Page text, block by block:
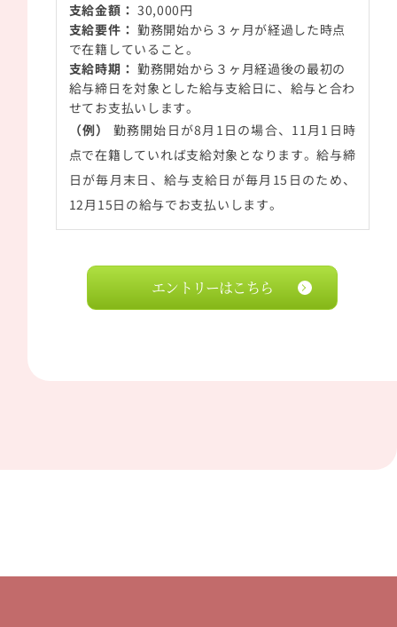
支給金額： 30,000円
支給要件： 勤務開始から３ヶ月が経過した時点
で在籍していること。
支給時期： 勤務開始から３ヶ月経過後の最初の
給与締日を対象とした給与支給日に、給与と合わ
せてお支払いします。
（例）
勤務開始日が8月 1 日の場合、 11月 1 日時
点で在籍していれば支給対象となります。給与締
日が毎月末日、給与支給日が毎月 15 日のため、
12月 15日の給与でお支払いします。
エントリーはこちら